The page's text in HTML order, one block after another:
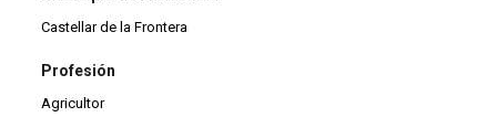
Castellar de la Frontera
Profesión
Agricultor